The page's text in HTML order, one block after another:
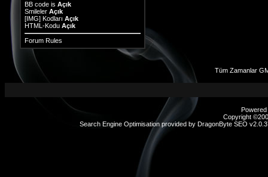
BB code is Açık
Smileler Açık
[IMG] Kodları Açık
HTML-Kodu Açık
Forum Rules
Tüm Zamanlar
Copyright
Search Engine Optimisation provided by DragonByte SEO